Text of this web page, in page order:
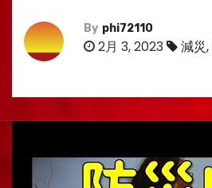
By phi72110
2月 3, 2023 減災,